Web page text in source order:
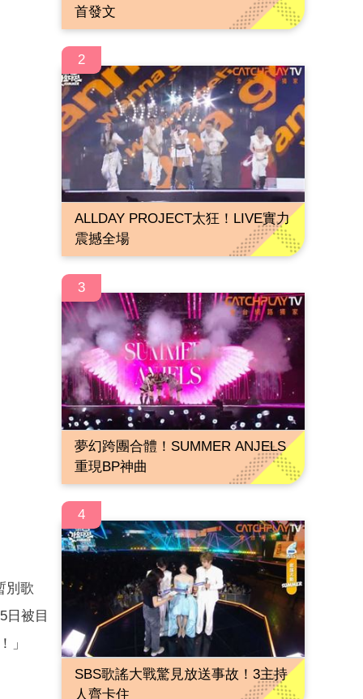
別歌
日被目
」
首發文
2
ALLDAY PROJECT太狂！LIVE實力
震撼全場
3
夢幻跨團合體！SUMMER ANJELS
重現BP神曲
4
SBS歌謠大戰驚見放送事故！3主持
人齊卡住